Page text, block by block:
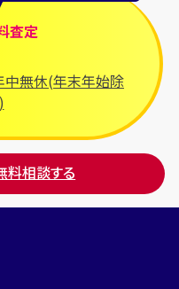
査定
中無休(年末年始除
料相談する